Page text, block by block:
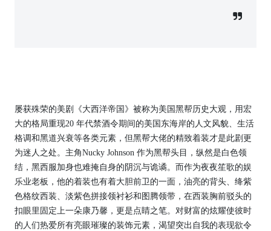
屡获殊荣的美剧《大西洋帝国》被称为美国黑帮历史大观，用宏
大的格局重现20 年代禁酒令期间的美国东海岸的人文风貌、生活
格调和黑道兴衰等各类元素，但黑帮大佬的精致着装才是此剧更
为迷人之处。主角Nucky Johnson 作为黑帮头目，纵然是白色领
结，黑西服加身也难掩自身的阴沉与诡谲。而作为夜夜笙歌的娱
乐业老板，他的着装也有着大胆前卫的一面，油亮的背头、绛紫
色格纹西装、淡紫色拼接领衬衫和图腾领带，在西装胸前驳头的
扣眼里固定上一朵康乃馨，更是点睛之笔。对财富的炫耀使彼时
的人们热爱所有亮眼璀璨的装饰元素，渴望突出自我的表现欲令